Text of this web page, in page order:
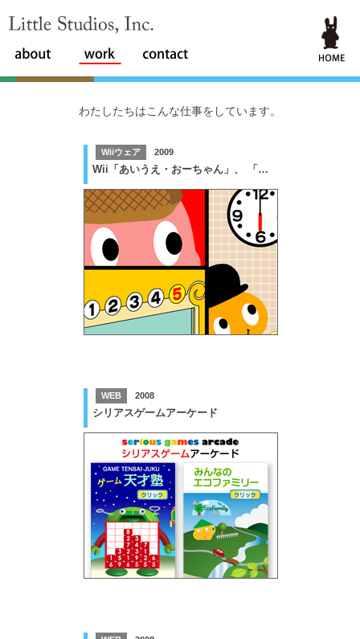
Little Studios, Inc.
わたしたちはこんな仕事をしています。
Wiiウェア 2009
Wii「あいうえ・おーちゃん」、 「アイウエ・オームズ」
WEB 2008
シリアスゲームアーケード